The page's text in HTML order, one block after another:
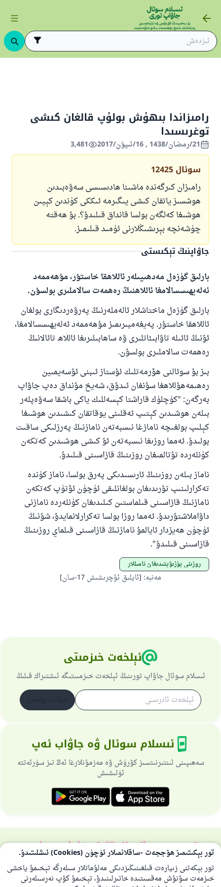
رامىزاندا بىھۇش بولۇپ قالغان كىشى
توغرىسىدا
21/رمضان/1438 , 16/ئىيۇن/2017 3,481
سوئال 12425
رامىزان كىرگەندە ماشىنا ھادىسىسى سەۋەبىدىن
ھوشسىز ياتقان كىشى يىگىرمە ئىككى كۈندىن كېيىن
ھوشىغا كەلگەن بولسا قانداق قىلىدۇ؟. بۇ ھەقتە
چۈشەنچە بېرىشىڭلارنى ئۈمىد قىلىمىز.
جاۋاپنىڭ تېكىستى
بارلىق گۈزەل مەدھىيىلەر ئاللاھقا خاستۇر، مۇھەممەد
ئەلەيھىسسالامغا ئاللاھنىڭ رەھمەت سالاملىرى بولسۇن.
بارلىق گۈزەل ماختاشلار ئالەملەرنىڭ پەرۋەردىگارى بولغان
ئاللاھقا خاستۇر. پەيغەمبىرىمىز مۇھەممەد ئەلەيھىسسالامغا،
ئۇنىڭ ئائىلە تاۋابىئاتلىرى ۋە ساھابىلىرىغا ئاللاھ تائالانىڭ
رەھمەت سالاملىرى بولسۇن.
بىز بۇ سوئالنى ھۆرمەتلىك ئۇستاز ئىبنى ئۇسەيمىين
رەھىمەھۇللاھغا سۇنغان ئىدۇق، شەيخ مۇنداق دەپ جاۋاپ
بەرگەن: "كۈچلۈك قاراشتا كېسەللىك ياكى باشقا سەۋەپلەر
بىلەن ھوشىدىن كېتىپ ئەقلىنى يوقاتقان كىشىدىن ھوشىغا
كېلىپ بولغىچە نامازغا نىسبەتەن نامازنىڭ پەرزلىكى ساقىت
بولىدۇ. ئەمما روزىغا نىسبەتەن ئۇ كىشى ھوشىدىن كەتكەن
كۈنلەردە تۇتالمىغان روزىنىڭ قازاسىنى قىلىدۇ.
ناماز بىلەن روزىنىڭ ئارىسىدىكى پەرق بولسا، ناماز كۈندە
تەكرارلىنىپ تۇرىدىغان بولغانلىقى ئۈچۈن ئۆتۈپ كەتكەن
نامازنىڭ قازاسىنى قىلماستىن كىلىدىغان كۈنلەردە نامازنى
داۋاملاشتۇرىدۇ. ئەمما روزا بولسا تەكرارلانمايدۇ، شۇنىڭ
ئۈچۈن ھەيزدار ئايالمۇ نامازنىڭ قازاسىنى قىلماي روزىنىڭ
قازاسىنى قىلىدۇ".
روزىنى بۇزىۋېتىدىغان ئامىللار
مەنبە: [ئايلىق ئۇچرىشىش 17-سان]
ئېلخەت خىزمىتى
ئىسلام سوئال جاۋاپ تورىنىڭ ئېلخەت خىزمىىتىگە ئىشتىراك قىلىڭ
ئىسلام سوئال ۋە جاۋاب ئەپ
سەھىپىنى ئىنتىرنىتسىز كۆرۈش ۋە مەزمۇنلارغا ئەڭ تىز سۈرئەتتە
ئۈلىشىش
تورسەھىپىسى ھەققىدەباش نازارەتچىخۇسۇسىي سىياسەت
بارلىق ھوقۇق ئىسلام سوئال-جاۋاپ تورىغا مەنسۇپتۇر 1997-2025 ©
110845 - نومۇرلۇق سوئالنىڭ جاۋابى
ئائىلىنى ساقلاپ قالدى
ئۇممەتكە جاۋاپ بېرىشىمىزگە ياردەم قىلىڭ
پەيغەمبەرئەلەيھىسسالام مۇنداق دېگەن:
ياخشىلىققا باشلارپ قويغان كىشى قىلغۇچىغا
ئوخشاش ساۋاپقا ئېرىشىدۇ
مۇسلىم رىۋايەت قىلغان (1893) ھەدىس
ئىئائە
تور بېكىتىمىز ھۆججەت -ساقلانمىلار ئۈچۈن (Cookies) ئىشلىتىدۇ.
تور بېكەتنى زىيارەت قىلغىنىڭىزدىكى مەلۇماتلار سىلەرگە تېخىمۇ ياخشى
خىزمەت سۇنۇش مەقسىتىدە خاتىرلىنىدۇ، تېخىمۇ كۆپ نەرسىلەرنى